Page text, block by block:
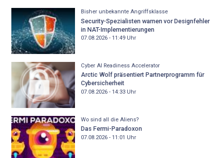
Bisher unbekannte Angriffsklasse
Security-Spezialisten warnen vor Designfehler
in NAT-Implementierungen
07.08.2026 - 11:49Uhr
Cyber AI Readiness Accelerator
Arctic Wolf präsentiert Partnerprogramm für
Cybersicherheit
07.08.2026 - 14:33Uhr
Wo sind all die Aliens?
Das Fermi-Paradoxon
07.08.2026 - 11:01 Uhr